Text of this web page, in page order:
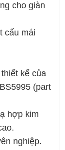
cho giàn
cấu mái
kế của
(part
hợp kim
nghiệp.